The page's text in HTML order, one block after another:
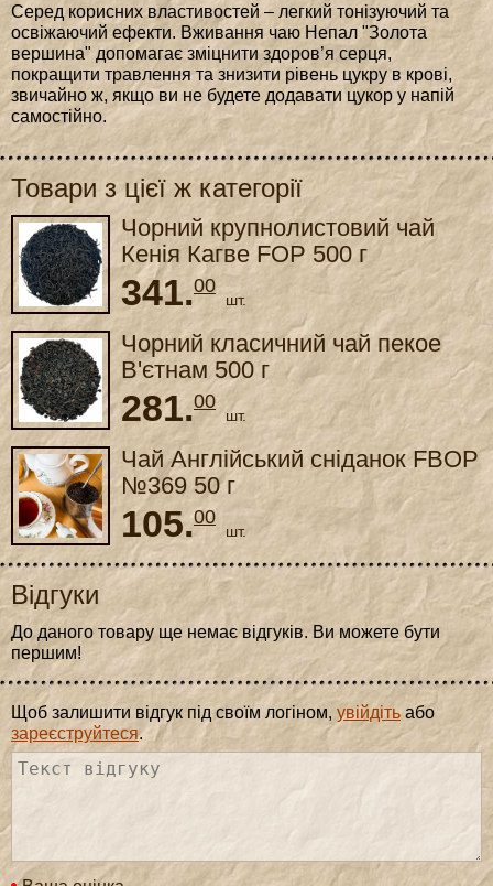
Серед корисних властивостей – легкий тонізуючий та
освіжаючий ефекти. Вживання чаю Непал "Золота
вершина" допомагає зміцнити здоров’я серця,
покращити травлення та знизити рівень цукру в крові,
звичайно ж, якщо ви не будете додавати цукор у напій
самостійно.
Товари з цієї ж категорії
Чорний крупнолистовий чай
Кенія Кагве FOP 500 г
341.00
шт.
Чорний класичний чай пекое
В'єтнам 500 г
281.00
шт.
Чай Англійський сніданок FBOP
№369 50 г
105.00
шт.
Відгуки
До даного товару ще немає відгуків. Ви можете бути
першим!
Щоб залишити відгук під своїм логіном, увійдіть або
зареєструйтеся.